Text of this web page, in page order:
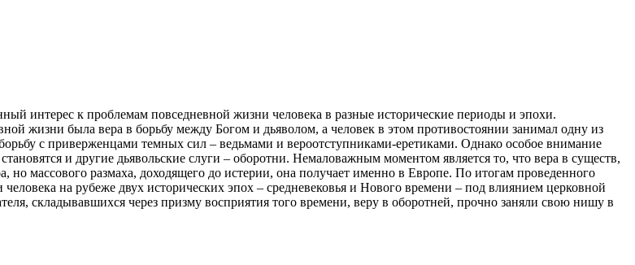
интерес к проблемам повседневной жизни человека в разные исторические периоды и эпохи.
жизни была вера в борьбу между Богом и дьяволом, а человек в этом противостоянии занимал одну из
с приверженцами темных сил – ведьмами и вероотступниками-еретиками. Однако особое внимание
и другие дьявольские слуги – оборотни. Немаловажным моментом является то, что вера в существ,
но массового размаха, доходящего до истерии, она получает именно в Европе. По итогам проведенного
на рубеже двух исторических эпох – средневековья и Нового времени ‒ под влиянием церковной
складывавшихся через призму восприятия того времени, веру в оборотней, прочно заняли свою нишу в